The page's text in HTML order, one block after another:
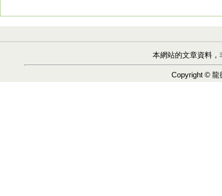
本網站的文章資料
Copyright © 龍